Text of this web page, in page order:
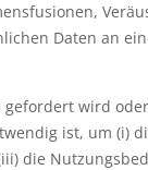
Daten an
wird
ist, um (i)
die